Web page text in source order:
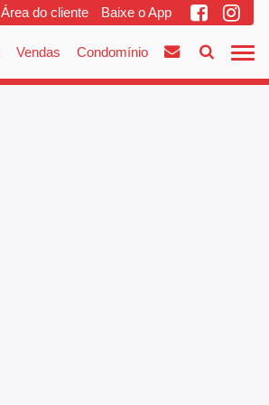
Área do cliente Baixe o App
Vendas Condomínio